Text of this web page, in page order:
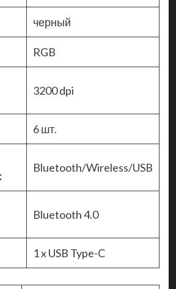
черный
RGB
3200 dpi
6 шт.
Bluetooth/Wireless/USB
Bluetooth 4.0
1 x USB Type-C